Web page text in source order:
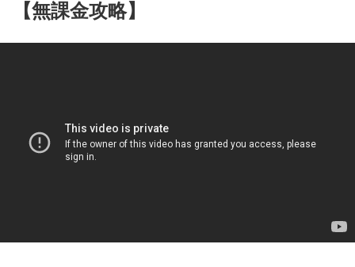
【無課金攻略】